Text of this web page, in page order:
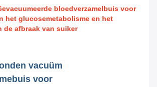
bloedverzamelbuis voor
het glucosemetabolisme en het
de afbraak van suiker
vacuüm
voor